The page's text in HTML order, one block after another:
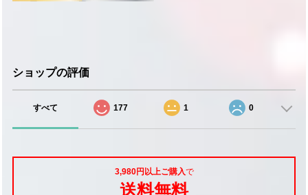
ショップの評価
すべて 177 1 0
3,980円以上ご購入で
送料無料